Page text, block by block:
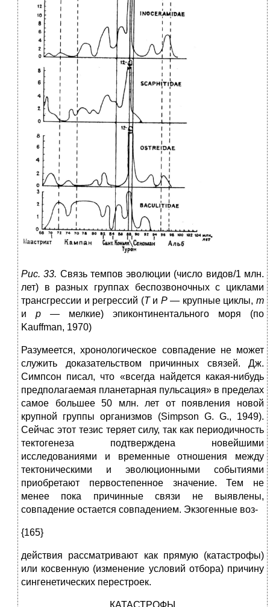
Рис. 33. Связь темпов эволюции (число видов/1 млн.
лет) в разных группах беспозвоночных с циклами
трансгрессии и регрессий (Ти Р — крупные циклы,т
и р — мелкие) эпиконтинентального моря (по
Kauffman, 1970)
Разумеется, хронологическое совпадение не может
служить доказательством причинных связей. Дж.
Симпсон писал, что «всегда найдется какая-нибудь
предполагаемая планетарная пульсация» в пределах
самое большее 50 млн. лет от появления новой
крупной группы организмов (Simpson G. G., 1949).
Сейчас этот тезис теряет силу, так как периодичность
тектогенеза подтверждена новейшими
исследованиями и временные отношения между
тектоническими и эволюционными событиями
приобретают первостепенное значение. Тем не
менее пока причинные связи не выявлены,
совпадение остается совпадением. Экзогенные воз-
{165}
действия рассматривают как прямую (катастрофы)
или косвенную (изменение условий отбора) причину
сингенетических перестроек.